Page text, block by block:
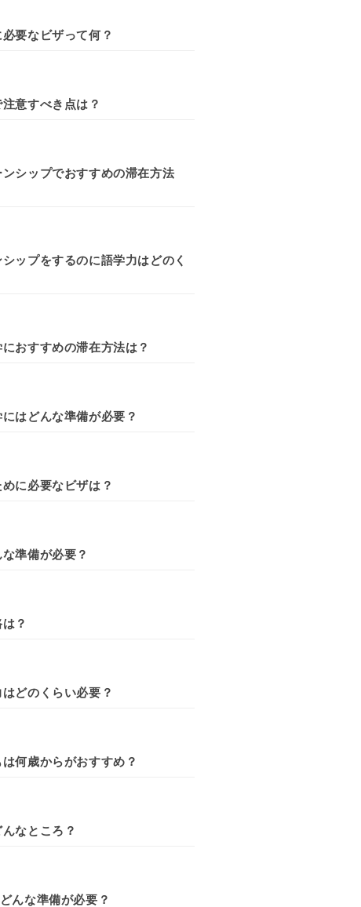
要なビザって何？
意すべき点は？
シップでおすすめの滞在方法
ップをするのに語学力はどのく
おすすめの滞在方法は？
はどんな準備が必要？
に必要なビザは？
準備が必要？
？
どのくらい必要？
何歳からがおすすめ？
なところ？
んな準備が必要？